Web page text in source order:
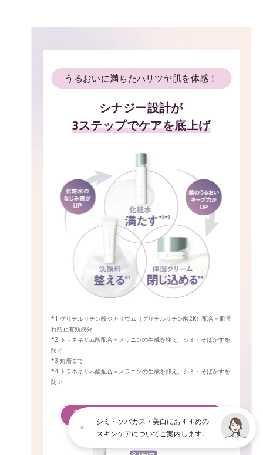
うるおいに満ちたハリツヤ肌を体感！
シナジー設計が
3ステップでケアを底上げ
*1 グリチルリチン酸ジカリウム（グリチルリチン酸2K）配合＝肌荒
れ防止有効成分
*2 トラネキサム酸配合＝メラニンの生成を抑え、シミ・そばかすを
防ぐ
*3 角層まで
*4 トラネキサム酸配合＝メラニンの生成を抑え、シミ・そばかすを
防ぐ
シミ・ソバカス・美白におすすめの
スキンケアについてご案内します。